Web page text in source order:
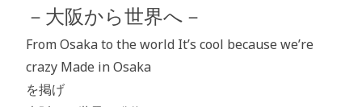
－大阪から世界へ－
From Osaka to the world It’s cool because we’re
crazy Made in Osaka
を掲げ